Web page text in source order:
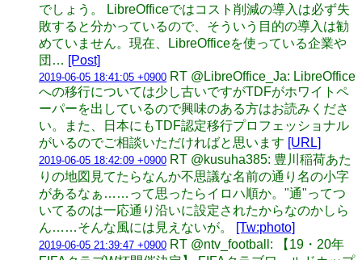
でしょう。 LibreOfficeではコスト削減の導入は必ず失
敗すると分かっているので、そういう目的の導入は勧
めていません。現在、LibreOfficeを使っている企業や
団… [Post]
2019-06-05 18:41:05 +0900 RT @LibreOffice_Ja: LibreOffice
への移行については少し古いですがTDFがホワイトペ
ーパーを出しているので興味のある方はお読みくださ
い。また、日本にもTDF認定移行プロフェッショナル
がいるのでご相談いただければと思います [URL]
2019-06-05 18:42:09 +0900 RT @kusuha385: 豊川稲荷あた
りの地図見てたらなんか不思議な名前の通り名の小字
があるなぁ……って思ったらイロハ順か。"通"ってつ
いてるのは一応通り沿いに設定されたからなのかしら
ん……そんな風には見えないが。
[Tw:photo]
2019-06-05 21:39:47 +0900 RT @ntv_football: 【19・20年